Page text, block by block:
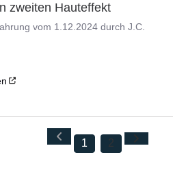
zweiten Hauteffekt
vom 1.12.2024 durchJ.C.
1 2